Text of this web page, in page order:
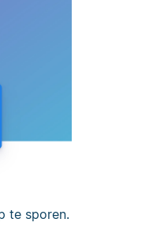
te sporen.